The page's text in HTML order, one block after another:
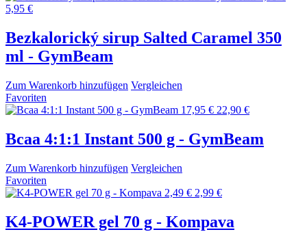
5,95 €
Bezkalorický sirup Salted Caramel 350
ml - GymBeam
Zum Warenkorb hinzufügen Vergleichen
Favoriten
17,95 € 22,90 €
Bcaa 4:1:1 Instant 500 g - GymBeam
Zum Warenkorb hinzufügen Vergleichen
Favoriten
2,49 € 2,99 €
K4-POWER gel 70 g - Kompava